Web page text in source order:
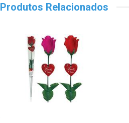
Produtos Relacionados